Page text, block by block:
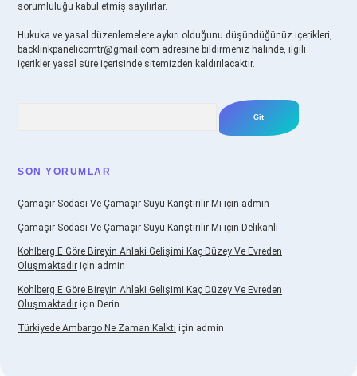
sorumluluğu kabul etmiş sayılırlar.
Hukuka ve yasal düzenlemelere aykırı olduğunu düşündüğünüz içerikleri,
backlinkpanelicomtr@gmail.com adresine bildirmeniz halinde, ilgili
içerikler yasal süre içerisinde sitemizden kaldırılacaktır.
SON YORUMLAR
Çamaşır Sodası Ve Çamaşır Suyu Karıştırılır Mı için admin
Çamaşır Sodası Ve Çamaşır Suyu Karıştırılır Mı için Delikanlı
Kohlberg E Göre Bireyin Ahlaki Gelişimi Kaç Düzey Ve Evreden
Oluşmaktadır için admin
Kohlberg E Göre Bireyin Ahlaki Gelişimi Kaç Düzey Ve Evreden
Oluşmaktadır için Derin
Türkiyede Ambargo Ne Zaman Kalktı için admin